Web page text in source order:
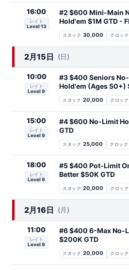
16:00
レイト
Level 13
#2 $600 Mini-Main
Hold'em $1M GTD -
スタック 30,000 クロック
2月15日 (日)
10:00
レイト
Level 9
#3 $400 Seniors
Hold'em (Ages 50+)
スタック 20,000 クロック
15:00
レイト
Level 9
#4 $600 No-Limit
GTD
スタック 25,000 クロック
18:00
レイト
Level 9
#5 $400 Pot-Limit
Better $50K GTD
スタック 20,000 クロック
2月16日 (月)
11:00
レイト
Level 9
#6 $400 6-Max No-
$200K GTD
スタック 20,000 クロック